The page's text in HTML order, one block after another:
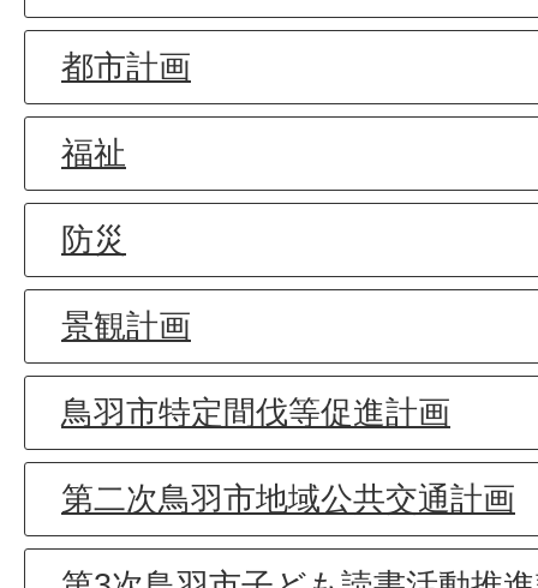
都市計画
福祉
防災
景観計画
鳥羽市特定間伐等促進計画
第二次鳥羽市地域公共交通計画